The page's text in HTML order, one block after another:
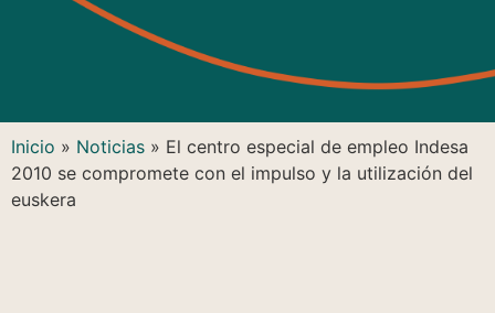
Inicio » Noticias » El centro especial de empleo Indesa
2010 se compromete con el impulso y la utilización del
euskera